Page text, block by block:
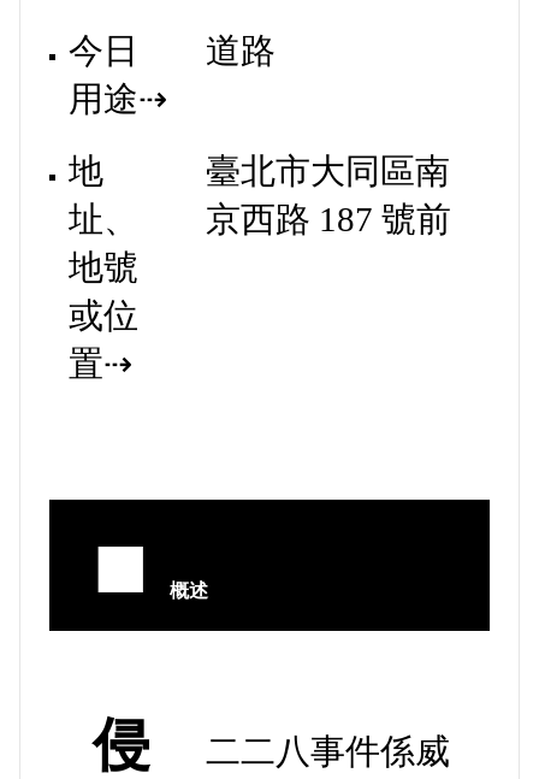
今日
用途⇢
道路
地
址、
地號
或位
置⇢
臺北市大同區南
京西路 187 號前
■ 概述
侵
二二八事件係威